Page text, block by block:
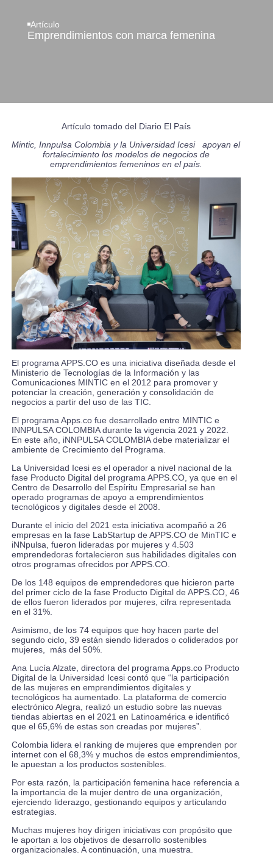
Artículo
Emprendimientos con marca femenina
Artículo tomado del Diario El País
Mintic, Innpulsa Colombia y la Universidad Icesi apoyan el
fortalecimiento los modelos de negocios de
emprendimientos femeninos en el país.
El programa APPS.CO es una iniciativa diseñada desde el
Ministerio de Tecnologías de la Información y las
Comunicaciones MINTIC en el 2012 para promover y
potenciar la creación, generación y consolidación de
negocios a partir del uso de las TIC.
El programa Apps.co fue desarrollado entre MINTIC e
INNPULSA COLOMBIA durante la vigencia 2021 y 2022.
En este año, iNNPULSA COLOMBIA debe materializar el
ambiente de Crecimiento del Programa.
La Universidad Icesi es el operador a nivel nacional de la
fase Producto Digital del programa APPS.CO, ya que en el
Centro de Desarrollo del Espíritu Empresarial se han
operado programas de apoyo a emprendimientos
tecnológicos y digitales desde el 2008.
Durante el inicio del 2021 esta iniciativa acompañó a 26
empresas en la fase LabStartup de APPS.CO de MinTIC e
iNNpulsa, fueron lideradas por mujeres y 4.503
emprendedoras fortalecieron sus habilidades digitales con
otros programas ofrecidos por APPS.CO.
De los 148 equipos de emprendedores que hicieron parte
del primer ciclo de la fase Producto Digital de APPS.CO, 46
de ellos fueron liderados por mujeres, cifra representada
en el 31%.
Asimismo, de los 74 equipos que hoy hacen parte del
segundo ciclo, 39 están siendo liderados o coliderados por
mujeres, más del 50%.
Ana Lucía Alzate, directora del programa Apps.co Producto
Digital de la Universidad Icesi contó que “la participación
de las mujeres en emprendimientos digitales y
tecnológicos ha aumentado. La plataforma de comercio
electrónico Alegra, realizó un estudio sobre las nuevas
tiendas abiertas en el 2021 en Latinoamérica e identificó
que el 65,6% de estas son creadas por mujeres”.
Colombia lidera el ranking de mujeres que emprenden por
internet con el 68,3% y muchos de estos emprendimientos,
le apuestan a los productos sostenibles.
Por esta razón, la participación femenina hace referencia a
la importancia de la mujer dentro de una organización,
ejerciendo liderazgo, gestionando equipos y articulando
estrategias.
Muchas mujeres hoy dirigen iniciativas con propósito que
le aportan a los objetivos de desarrollo sostenibles
organizacionales. A continuación, una muestra.